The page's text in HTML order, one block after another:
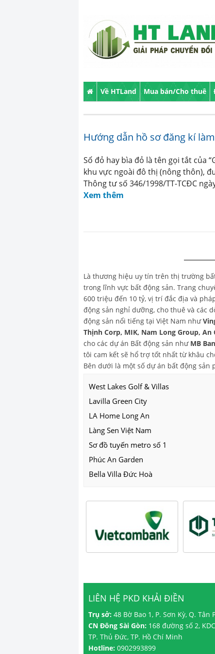
Về HTLand Mua bán/Cho thuê
Hướng dẫn hồ sơ đăng kí
Sổ đỏ hay bìa đỏ là tên gọi tắt của
khu vực ngoài đô thị (nông thôn),
Thông tư số 346/1998/TT-TCĐC
Xem thêm
Là thương hiệu uy tín trên thị trường
trong lĩnh vực bất động sản. Trang
600 triệu đến 10 tỷ, vị trí đắc địa và
động sản nghỉ dưỡng, cho thuê và các
động sản nổi tiếng tại Việt Nam như
Thịnh Corp, MIK, Nam Long Group,
cho các dự án Bất động sản như MB
tôi cam kết sẽ hổ trợ tốt nhất từ khâu
Bên dưới là một số dự án bất động sản
West Lakes Golf & Villas
Lavilla Green City
LA Home Long An
Làng Sen Việt Nam
Sơ đồ tuyến metro số 1
Phúc An Garden
Bella Villa Đức Hoà
LIÊN HỆ PKD KHẢI ĐIỀN
Trụ sở: 48 Bờ Bao 1, P. Sơn Kỳ, Q. Tân
CN Đông Sài Gòn: 168 đường số 2,
TP. Thủ Đức, TP. Hồ Chí Minh
Hotline: 0902993899